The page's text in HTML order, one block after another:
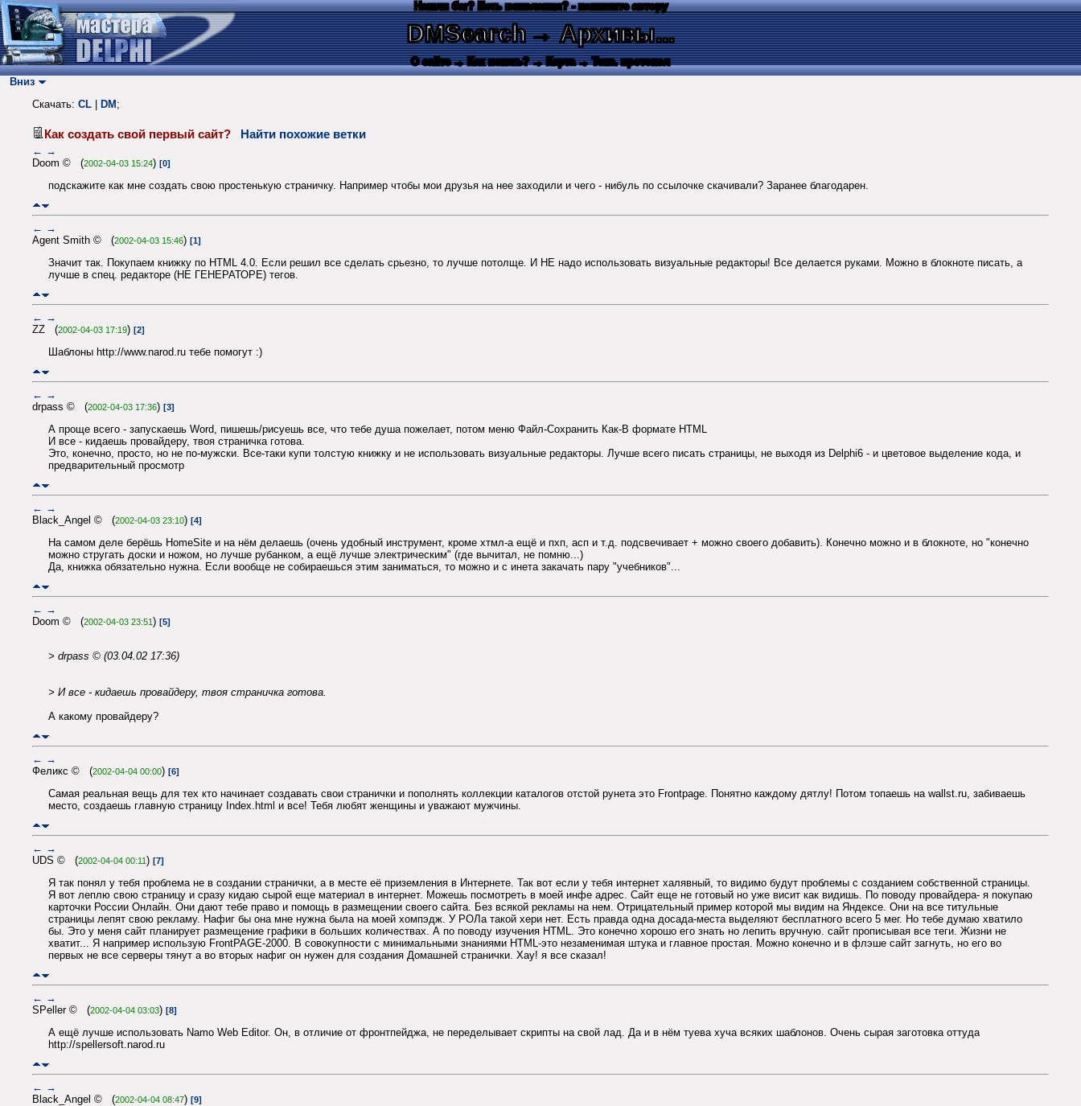
Нашли баг? Есть пожелания? - напишите автору
DMSearch→ Архивы...
О сайте → Как искать? → Карта → Текс. протокол
Вниз
Скачать: CL DM ;
Как создать свой первый сайт? Найти похожие ветки
← →
Doom © (2002-04-03 15:24) [0]
подскажите как мне создать свою простенькую страничку. Например чтобы мои друзья на нее заходили и чего - нибуль по ссылочке скачивали? Заранее благодарен.
← →
Agent Smith © (2002-04-03 15:46) [1]
Значит так. Покупаем книжку по HTML 4.0. Если решил все сделать срьезно, то лучше потолще. И НЕ надо использовать визуальные редакторы! Все делается руками. Можно в блокноте писать, а
лучше в спец. редакторе (НЕ ГЕНЕРАТОРЕ) тегов.
← →
ZZ (2002-04-03 17:19) [2]
Шаблоны http://www.narod.ru тебе помогут :)
← →
drpass © (2002-04-03 17:36) [3]
А проще всего - запускаешь Word, пишешь/рисуешь все, что тебе душа пожелает, потом меню Файл-Сохранить Как-В формате HTML
И все - кидаешь провайдеру, твоя страничка готова.
Это, конечно, просто, но не по-мужски. Все-таки купи толстую книжку и не использовать визуальные редакторы. Лучше всего писать страницы, не выходя из Delphi6 - и цветовое выделение кода, и
предварительный просмотр
← →
Black_Angel © (2002-04-03 23:10) [4]
На самом деле берёшь HomeSite и на нём делаешь (очень удобный инструмент, кроме хтмл-а ещё и пхп, асп и т.д. подсвечивает + можно своего добавить). Конечно можно и в блокноте, но "конечно
можно стругать доски и ножом, но лучше рубанком, а ещё лучше электрическим" (где вычитал, не помню...)
Да, книжка обязательно нужна. Если вообще не собираешься этим заниматься, то можно и с инета закачать пару "учебников"...
← →
Doom © (2002-04-03 23:51) [5]
> drpass © (03.04.02 17:36)
> И все - кидаешь провайдеру, твоя страничка готова.
А какому провайдеру?
← →
Феликс © (2002-04-04 00:00) [6]
Самая реальная вещь для тех кто начинает создавать свои странички и пополнять коллекции каталогов отстой рунета это Frontpage. Понятно каждому дятлу! Потом топаешь на wallst.ru, забиваешь
место, создаешь главную страницу Index.html и все! Тебя любят женщины и уважают мужчины.
← →
UDS © (2002-04-04 00:11) [7]
Я так понял у тебя проблема не в создании странички, а в месте её приземления в Интернете. Так вот если у тебя интернет халявный, то видимо будут проблемы с созданием собственной страницы.
Я вот леплю свою страницу и сразу кидаю сырой еще материал в интернет. Можешь посмотреть в моей инфе адрес. Сайт еще не готовый но уже висит как видишь. По поводу провайдера- я покупаю
карточки России Онлайн. Они дают тебе право и помощь в размещении своего сайта. Без всякой рекламы на нем. Отрицательный пример которой мы видим на Яндексе. Они на все титульные
страницы лепят свою рекламу. Нафиг бы она мне нужна была на моей хомпэдж. У РОЛа такой хери нет. Есть правда одна досада-места выделяют бесплатного всего 5 мег. Но тебе думаю хватило
бы. Это у меня сайт планирует размещение графики в больших количествах. А по поводу изучения HTML. Это конечно хорошо его знать но лепить вручную. сайт прописывая все теги. Жизни не
хватит... Я например использую FrontPAGE-2000. В совокупности с минимальными знаниями HTML-это незаменимая штука и главное простая. Можно конечно и в флэше сайт загнуть, но его во
первых не все серверы тянут а во вторых нафиг он нужен для создания Домашней странички. Хау! я все сказал!
← →
SPeller © (2002-04-04 03:03) [8]
А ещё лучше использовать Namo Web Editor. Он, в отличие от фронтпейджа, не переделывает скрипты на свой лад. Да и в нём туева хуча всяких шаблонов. Очень сырая заготовка оттуда
http://spellersoft.narod.ru
← →
Black_Angel © (2002-04-04 08:47) [9]